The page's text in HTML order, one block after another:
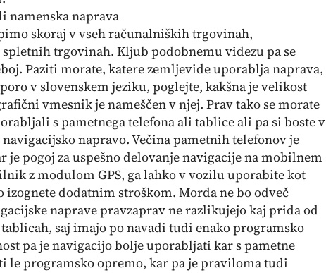
namenska naprava
skoraj v vseh računalniških trgovinah,
trgovinah. Kljub podobnemu videzu pa se
Paziti morate, katere zemljevide uporablja naprava,
v slovenskem jeziku, poglejte, kakšna je velikost
vmesnik je nameščen v njej. Prav tako se morate
s pametnega telefona ali tablice ali pa si boste v
napravo. Večina pametnih telefonov je
je pogoj za uspešno delovanje navigacije na mobilnem
z modulom GPS, ga lahko v vozilu uporabite kot
izognete dodatnim stroškom. Morda ne bo odveč
naprave pravzaprav ne razlikujejo kaj prida od
saj imajo po navadi tudi enako programsko
pa je navigacijo bolje uporabljati kar s pametne
le programsko opremo, kar pa je praviloma tudi